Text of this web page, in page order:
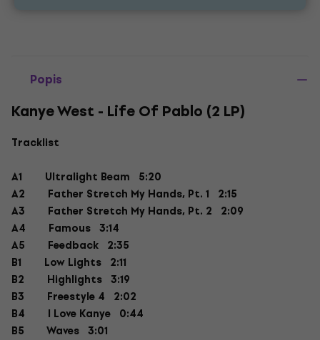
Popis
Kanye West - Life Of Pablo (2 LP)
Tracklist
A1
Ultralight Beam 5:20
A2
Father Stretch My Hands, Pt. 1 2:15
A3
Father Stretch My Hands, Pt. 2 2:09
A4
Famous 3:14
A5
Feedback 2:35
B1
Low Lights 2:11
B2
Highlights 3:19
B3
Freestyle 4 2:02
B4
I Love Kanye 0:44
B5
Waves 3:01